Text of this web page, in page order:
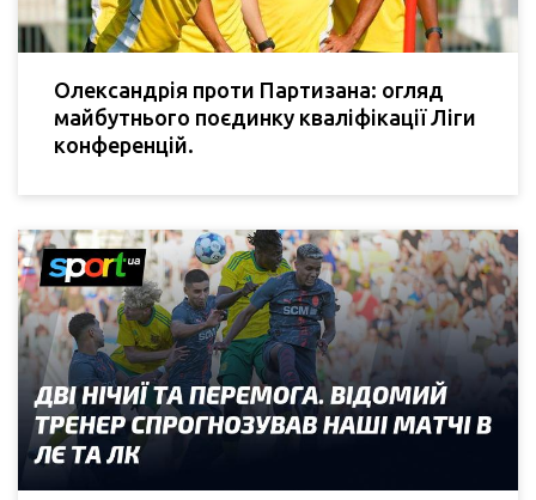
Олександрія проти Партизана: огляд
майбутнього поєдинку кваліфікації Ліги
конференцій.